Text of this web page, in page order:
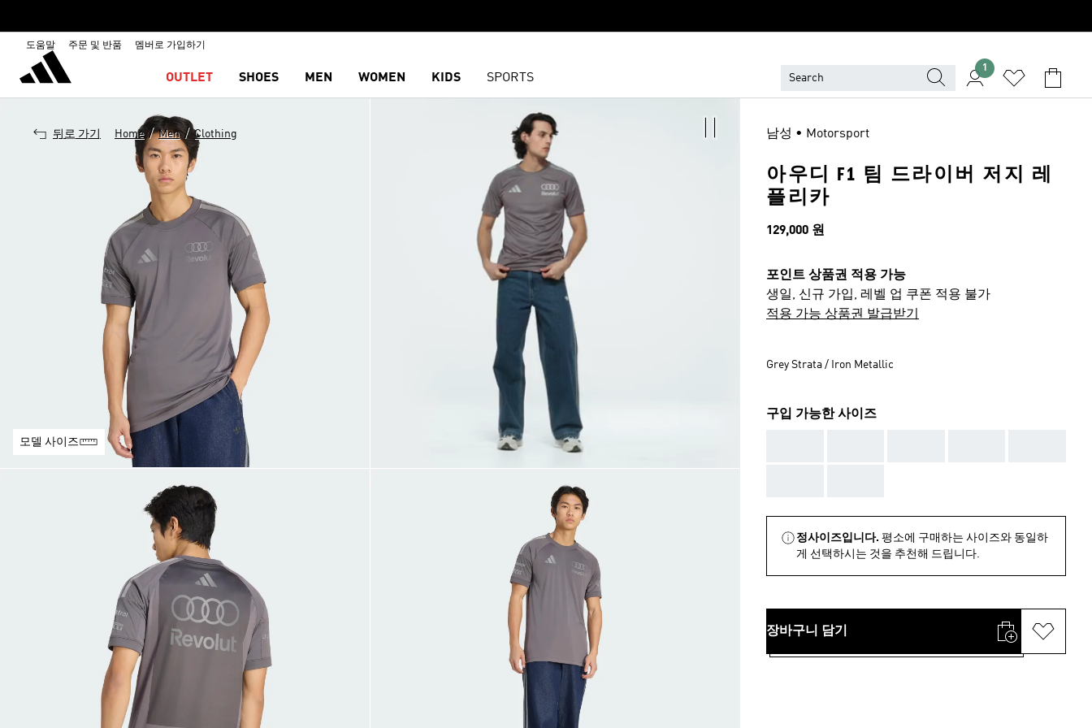
도움말 주문 및 반품 멤버로 가입하기
OUTLET SHOES MEN WOMEN KIDS SPORTS
1
뒤로 가기 Home / Men / Clothing
모델 사이즈
남성 • Motorsport
아우디 F1 팀 드라이버 저지 레
플리카
가격
129,000 원
포인트 상품권 적용 가능
생일, 신규 가입, 레벨 업 쿠폰 적용 불가
적용 가능 상품권 발급받기
Grey Strata / Iron Metallic
구입 가능한 사이즈
정사이즈입니다. 평소에 구매하는 사이즈와 동일하
게 선택하시는 것을 추천해 드립니다.
장바구니 담기